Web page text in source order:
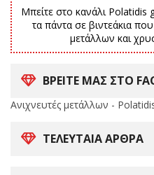
Μπείτε στο κανάλι Polatidis
τα πάντα σε βιντεάκια
μετάλλων και
ΒΡΕΙΤΕ ΜΑΣ ΣΤΟ
Ανιχνευτές μετάλλων -
ΤΕΛΕΥΤΑΊΑ ΆΡΘΡΑ